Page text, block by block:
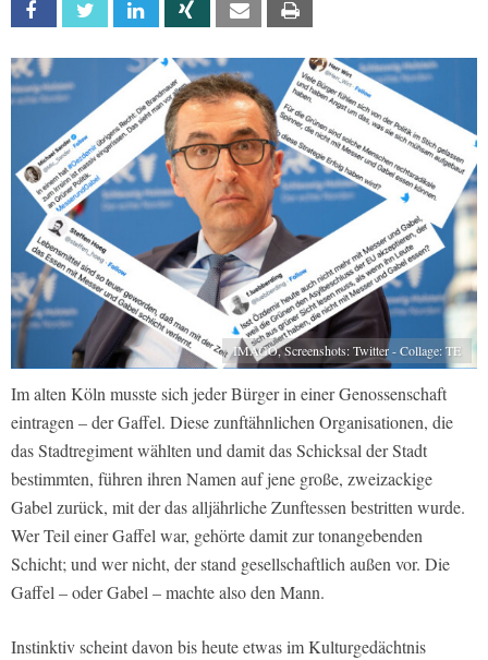
Facebook Twitter Linkedin Xing Email
IMAGO, Screenshots: Twitter - Collage: TE
Im alten Köln musste sich jeder Bürger in einer Genossenschaft
eintragen – der Gaffel. Diese zunftähnlichen Organisationen, die
das Stadtregiment wählten und damit das Schicksal der Stadt
bestimmten, führen ihren Namen auf jene große, zweizackige
Gabel zurück, mit der das alljährliche Zunftessen bestritten wurde.
Wer Teil einer Gaffel war, gehörte damit zur tonangebenden
Schicht; und wer nicht, der stand gesellschaftlich außen vor. Die
Gaffel – oder Gabel – machte also den Mann.
Instinktiv scheint davon bis heute etwas im Kulturgedächtnis